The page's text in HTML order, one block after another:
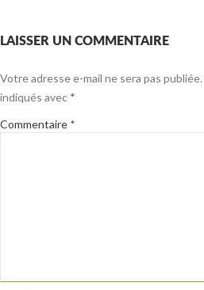
LAISSER UN COMMENTAIRE
Votre adresse e-mail ne sera pas publiée.
indiqués avec *
Commentaire *